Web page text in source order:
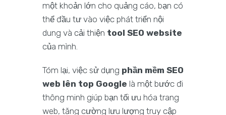
một khoản lớn cho quảng cáo, bạn có
thể đầu tư vào việc phát triển nội
dung và cải thiện tool SEO website
của mình.
Tóm lại, việc sử dụng phần mềm SEO
web lên top Google là một bước đi
thông minh giúp bạn tối ưu hóa trang
web, tăng cường lưu lượng truy cập